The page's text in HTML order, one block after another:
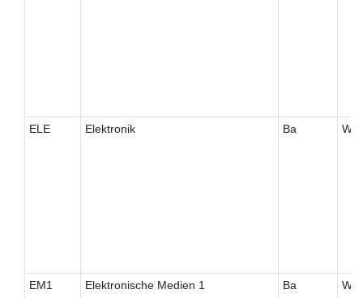
ELE Elektronik Ba W
EM1 Elektronische Medien 1 Ba W